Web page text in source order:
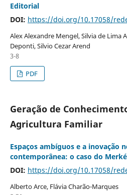
Editorial
DOI: https://doi.org/10.17058/
Alex Alexandre Mengel, Silvia de Lima
Deponti, Silvio Cezar Arend
3-8
PDF
Geração de
Agricultura Familiar
Espaços ambíguos e a inovação
contemporânea: o caso do
DOI: https://doi.org/10.17058/
Alberto Arce, Flávia Charão-Marques